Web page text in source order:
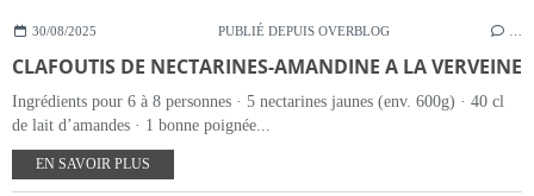
30/08/2025 PUBLIÉ DEPUIS OVERBLOG
CLAFOUTIS DE NECTARINES-AMANDINE A LA VERVEINE
Ingrédients pour 6 à 8 personnes · 5 nectarines jaunes (env. 600g) · 40 cl
de lait d’amandes · 1 bonne poignée...
EN SAVOIR PLUS